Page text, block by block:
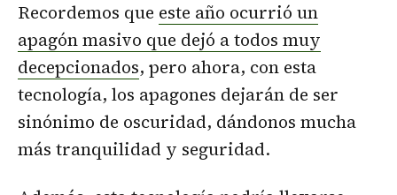
Recordemos que este año ocurrió un
apagón masivo que dejó a todos muy
decepcionados, pero ahora, con esta
tecnología, los apagones dejarán de ser
sinónimo de oscuridad, dándonos mucha
más tranquilidad y seguridad.